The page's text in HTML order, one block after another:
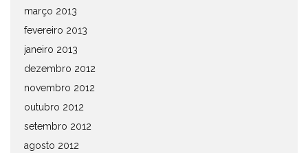
março 2013
fevereiro 2013
janeiro 2013
dezembro 2012
novembro 2012
outubro 2012
setembro 2012
agosto 2012